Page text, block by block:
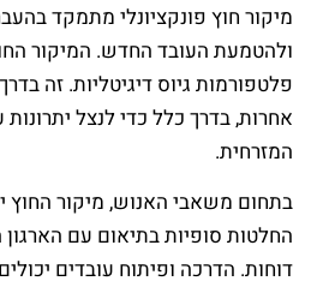
מיקור חוץ פונקציונלי מתמקד
אחרות, בדרך כלל כדי לנצל
המזרחית.
בתחום משאבי האנוש, מיקור החוץ
החלטות סופיות בתיאום עם הארגון
דוחות. הדרכה ופיתוח עובדים